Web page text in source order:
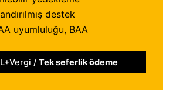
destek
uyumluluğu, BAA
/ Tek seferlik ödeme